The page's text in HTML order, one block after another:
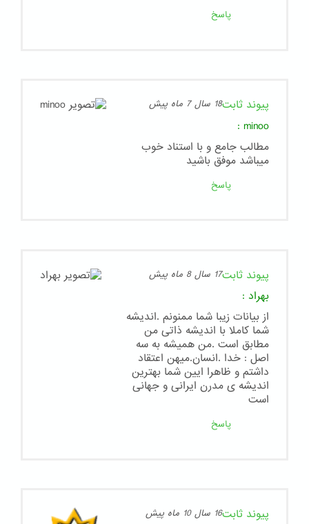
پاسخ
پیوند ثابت18 سال 7 ماه پیش
minoo
:
مطالب جامع و با استناد خوب
ميباشد موفق باشيد
پاسخ
پیوند ثابت17 سال 8 ماه پیش
بهراد :
از بیانات زیبا شما ممنونم .اندیشه
شما کاملا با اندیشه ذاتی من
مطابق است .من همیشه به سه
اصل : خدا .انسان.میهن اعتقاد
داشتم و ظاهرا ایین شما بهترین
اندیشه ی مدرن ایرانی و جهانی
است
پاسخ
پیوند ثابت16 سال 10 ماه پیش